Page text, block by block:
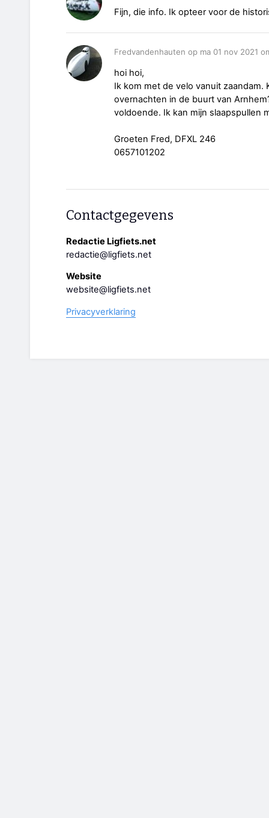
Fijn, die info. Ik opteer voor de
Fredvandenhauten op ma 01 nov 2021
hoi hoi,
Ik kom met de velo vanuit zaandam.
overnachten in de buurt van
voldoende. Ik kan mijn slaapspullen
Groeten Fred, DFXL 246
0657101202
Contactgegevens
Redactie Ligfiets.net
redactie@ligfiets.net
Website
website@ligfiets.net
Privacyverklaring